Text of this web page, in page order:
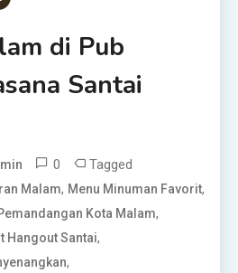
di Pub
Santai
0 Tagged
Malam, Menu Minuman Favorit,
Kota Malam,
Hangout Santai,
,